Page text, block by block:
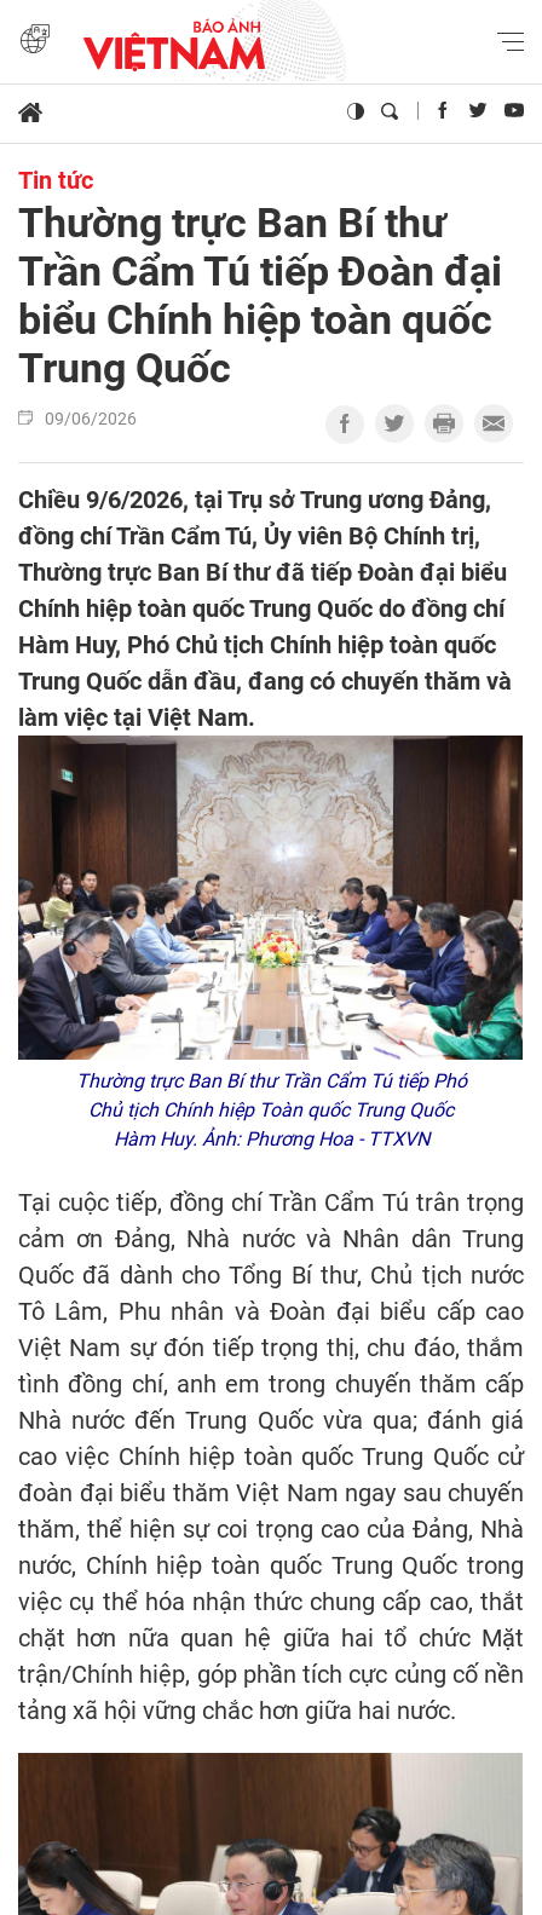
Tin tức
Thường trực Ban Bí thư
Trần Cẩm Tú tiếp Đoàn đại
biểu Chính hiệp toàn quốc
Trung Quốc
09/06/2026
Chiều 9/6/2026, tại Trụ sở Trung ương Đảng,
đồng chí Trần Cẩm Tú, Ủy viên Bộ Chính trị,
Thường trực Ban Bí thư đã tiếp Đoàn đại biểu
Chính hiệp toàn quốc Trung Quốc do đồng chí
Hàm Huy, Phó Chủ tịch Chính hiệp toàn quốc
Trung Quốc dẫn đầu, đang có chuyến thăm và
làm việc tại Việt Nam.
Thường trực Ban Bí thư Trần Cẩm Tú tiếp Phó
Chủ tịch Chính hiệp Toàn quốc Trung Quốc
Hàm Huy. Ảnh: Phương Hoa - TTXVN
Tại cuộc tiếp, đồng chí Trần Cẩm Tú trân trọng
cảm ơn Đảng, Nhà nước và Nhân dân Trung
Quốc đã dành cho Tổng Bí thư, Chủ tịch nước
Tô Lâm, Phu nhân và Đoàn đại biểu cấp cao
Việt Nam sự đón tiếp trọng thị, chu đáo, thắm
tình đồng chí, anh em trong chuyến thăm cấp
Nhà nước đến Trung Quốc vừa qua; đánh giá
cao việc Chính hiệp toàn quốc Trung Quốc cử
đoàn đại biểu thăm Việt Nam ngay sau chuyến
thăm, thể hiện sự coi trọng cao của Đảng, Nhà
nước, Chính hiệp toàn quốc Trung Quốc trong
việc cụ thể hóa nhận thức chung cấp cao, thắt
chặt hơn nữa quan hệ giữa hai tổ chức Mặt
trận/Chính hiệp, góp phần tích cực củng cố nền
tảng xã hội vững chắc hơn giữa hai nước.